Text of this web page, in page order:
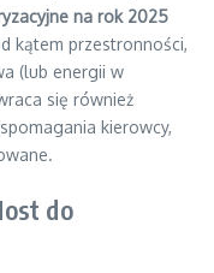
na rok 2025
kątem przestronności,
(lub energii w
się również
kierowcy,
do